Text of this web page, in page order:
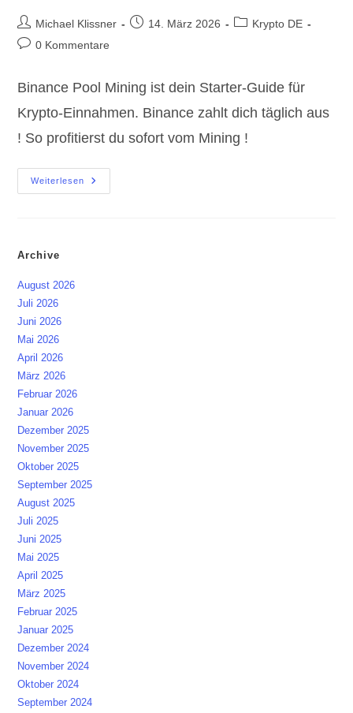
Beitrags-
Autor:
Michael Klissner
Beitrag14. März 2026
Beitrags-
Krypto DE
Beitrags-
0 Kommentare
Binance Pool Mining ist dein Starter-Guide für
Krypto-Einnahmen. Binance zahlt dich täglich aus
! So profitierst du sofort vom Mining !
Weiterlesen
Binance
Pool
Archive
August 2026
Juli 2026
Juni 2026
Mai 2026
April 2026
März 2026
Februar 2026
Januar 2026
Dezember 2025
November 2025
Oktober 2025
September 2025
August 2025
Juli 2025
Juni 2025
Mai 2025
April 2025
März 2025
Februar 2025
Januar 2025
Dezember 2024
November 2024
Oktober 2024
September 2024